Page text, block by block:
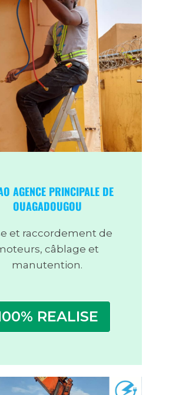
AGENCE PRINCIPALE DE
OUAGADOUGOU
et raccordement de
câblage et
manutention.
REALISE